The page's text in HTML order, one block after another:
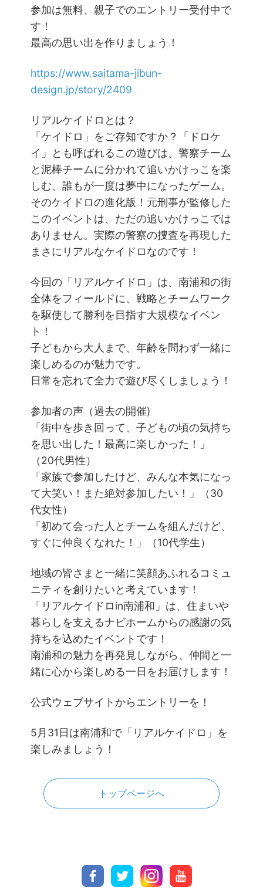
参加は無料、親子でのエントリー受付中で
す！
最高の思い出を作りましょう！
https://www.saitama-jibun-
design.jp/story/2409
リアルケイドロとは？
「ケイドロ」をご存知ですか？「ドロケ
イ」とも呼ばれるこの遊びは、警察チーム
と泥棒チームに分かれて追いかけっこを楽
しむ、誰もが一度は夢中になったゲーム。
そのケイドロの進化版！元刑事が監修した
このイベントは、ただの追いかけっこでは
ありません。実際の警察の捜査を再現した
まさにリアルなケイドロなのです！
今回の「リアルケイドロ」は、南浦和の街
全体をフィールドに、戦略とチームワーク
を駆使して勝利を目指す大規模なイベン
ト！
子どもから大人まで、年齢を問わず一緒に
楽しめるのが魅力です。
日常を忘れて全力で遊び尽くしましょう！
参加者の声（過去の開催)
「街中を歩き回って、子どもの頃の気持ち
を思い出した！最高に楽しかった！」
（20代男性）
「家族で参加したけど、みんな本気になっ
て大笑い！また絶対参加したい！」（30
代女性）
「初めて会った人とチームを組んだけど、
すぐに仲良くなれた！」（10代学生）
地域の皆さまと一緒に笑顔あふれるコミュ
ニティを創りたいと考えています！
「リアルケイドロin南浦和」は、住まいや
暮らしを支えるナビホームからの感謝の気
持ちを込めたイベントです！
南浦和の魅力を再発見しながら、仲間と一
緒に心から楽しめる一日をお届けします！
公式ウェブサイトからエントリーを！
5月31日は南浦和で「リアルケイドロ」を
楽しみましょう！
トップページへ